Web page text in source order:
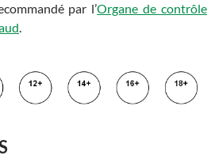
par l’Organe de contrôle
.